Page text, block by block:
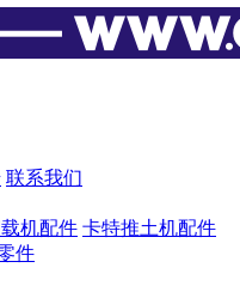
联系我们
机配件 卡特推土机配件
件